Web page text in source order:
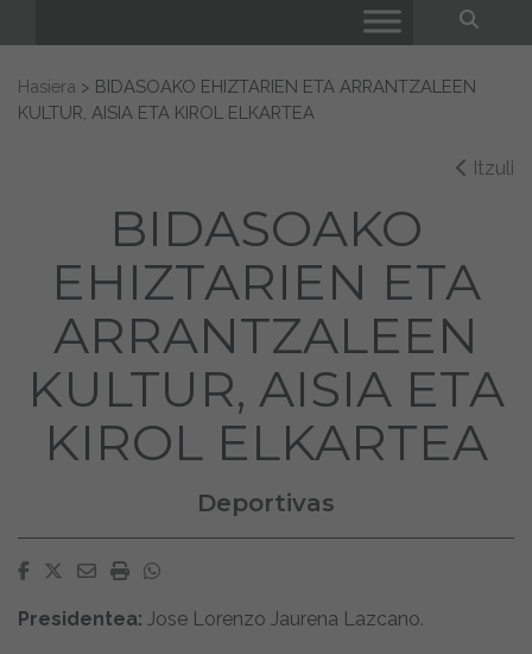
Search for:
Hasiera > BIDASOAKO EHIZTARIEN ETA ARRANTZALEEN
KULTUR, AISIA ETA KIROL ELKARTEA
Itzuli
BIDASOAKO
EHIZTARIEN ETA
ARRANTZALEEN
KULTUR, AISIA ETA
KIROL ELKARTEA
Deportivas
Facebook
Twitter
EmailImprimirWhatsapp
Presidentea: Jose Lorenzo Jaurena Lazcano.